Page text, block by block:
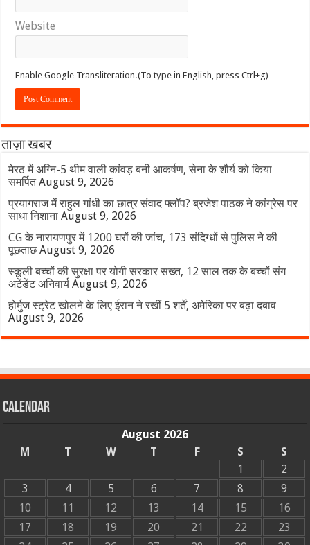
Website
Enable Google Transliteration.(To type in English, press Ctrl+g)
ताज़ा खबर
मेरठ में अग्नि-5 थीम वाली कांवड़ बनी आकर्षण, सेना के शौर्य को किया
समर्पित August 9, 2026
प्रयागराज में राहुल गांधी का छात्र संवाद फ्लॉप? ब्रजेश पाठक ने कांग्रेस पर
साधा निशाना August 9, 2026
CG के नारायणपुर में 1200 घरों की जांच, 173 संदिग्धों से पुलिस ने की
पूछताछ August 9, 2026
स्कूली बच्चों की सुरक्षा पर योगी सरकार सख्त, 12 साल तक के बच्चों संग
अटेंडेंट अनिवार्य August 9, 2026
होर्मुज स्ट्रेट खोलने के लिए ईरान ने रखीं 5 शर्तें, अमेरिका पर बढ़ा दबाव
August 9, 2026
Calendar
August 2026
M
T W T F S
S
1
2
3
4 5 6 7 8
9
10
11 12 13 14 15
16
17
18 19 20 21 22
23